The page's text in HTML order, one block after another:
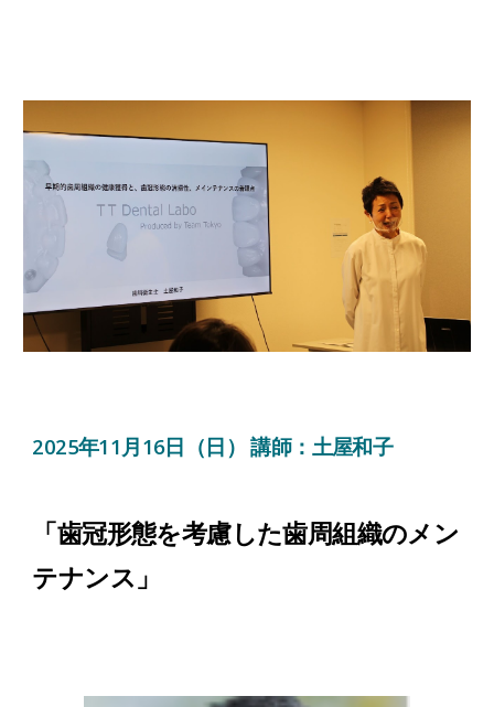
2025年11 月16日（日） 講師： 土屋和子
「歯冠形態を考慮した歯周組織のメン
テナンス 」